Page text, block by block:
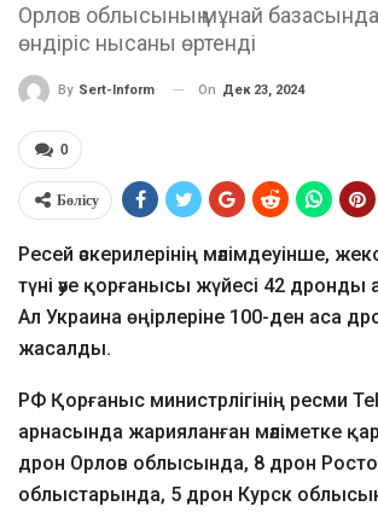
Орлов облысының мұнай
өндіріс нысаны өртенді
By Sert-Inform On Дек 23, 2024
0
Бөлісу
Ресей әскерилерінің мәлімдеуінше,
түні әуе қорғанысы жүйесі 42 дронды
Ал Украина өңірлеріне 100-ден аса
жасалды.
РФ Қорғаныс министрлігінің ресми
арнасында жарияланған мәліметке
дрон Орлов облысында, 8 дрон
облыстарында, 5 дрон Курск